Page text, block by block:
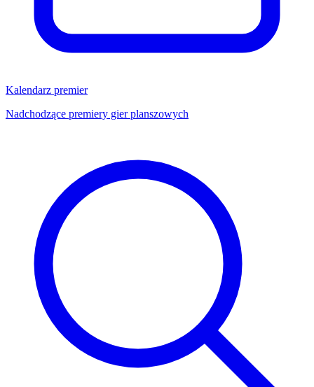
Kalendarz premier
Nadchodzące premiery gier planszowych